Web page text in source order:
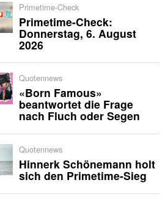
Primetime-Check
Primetime-Check:
Donnerstag, 6. August
2026
Quotennews
«Born Famous»
beantwortet die Frage
nach Fluch oder Segen
Quotennews
Hinnerk Schönemann holt
sich den Primetime-Sieg